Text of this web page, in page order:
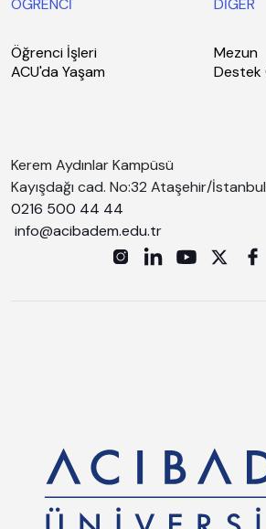
ÖĞRENCİ
Öğrenci İşleri
ACU'da Yaşam
DİĞER
Mezun
Destek
Kerem Aydınlar Kampüsü
Kayışdağı cad. No:32 Ataşehir/İstanbul
0216 500 44 44
info@acibadem.edu.tr